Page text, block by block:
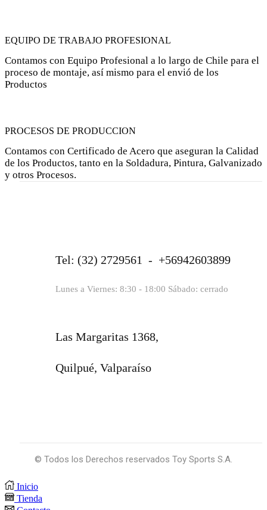
EQUIPO DE TRABAJO PROFESIONAL
Contamos con Equipo Profesional a lo largo de Chile para el
proceso de montaje, así mismo para el envió de los
Productos
PROCESOS DE PRODUCCION
Contamos con Certificado de Acero que aseguran la Calidad
de los Productos, tanto en la Soldadura, Pintura, Galvanizado
y otros Procesos.
Tel: (32) 2729561 - +56942603899
Lunes a Viernes: 8:30 - 18:00 Sábado: cerrado
Las Margaritas 1368,
Quilpué, Valparaíso
© Todos los Derechos reservados Toy Sports S.A.
Inicio
Tienda